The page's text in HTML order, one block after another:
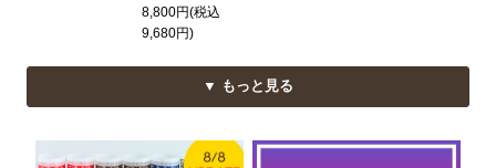
8,800円(税込
9,680円)
▼ もっと見る